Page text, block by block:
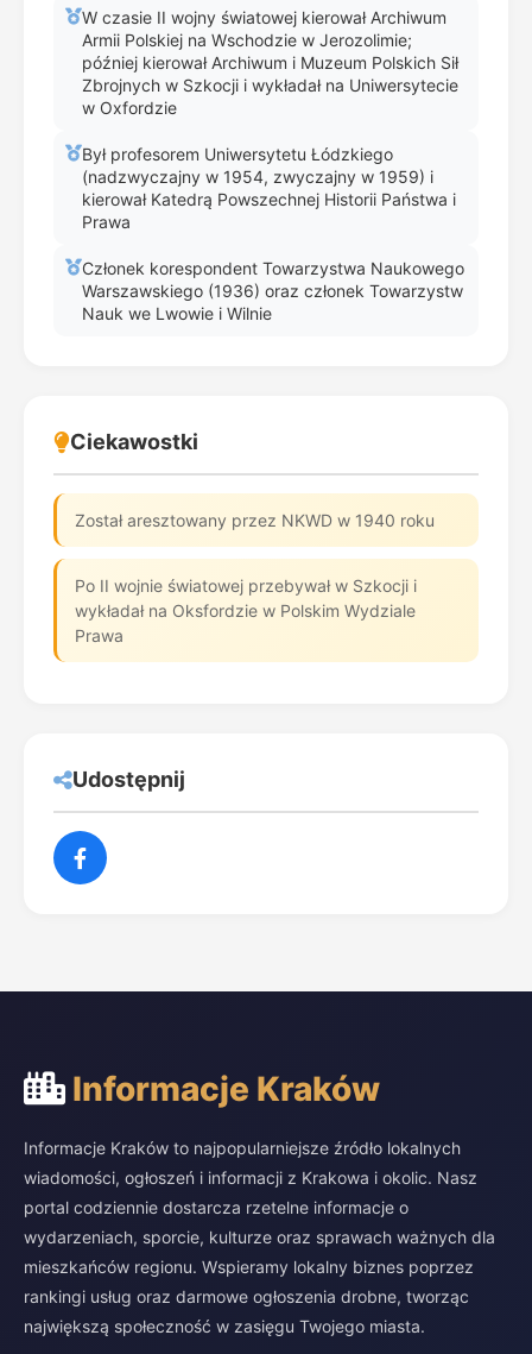
W czasie II wojny światowej kierował Archiwum
Armii Polskiej na Wschodzie w Jerozolimie;
później kierował Archiwum i Muzeum Polskich Sił
Zbrojnych w Szkocji i wykładał na Uniwersytecie
w Oxfordzie
Był profesorem Uniwersytetu Łódzkiego
(nadzwyczajny w 1954, zwyczajny w 1959) i
kierował Katedrą Powszechnej Historii Państwa i
Prawa
Członek korespondent Towarzystwa Naukowego
Warszawskiego (1936) oraz członek Towarzystw
Nauk we Lwowie i Wilnie
Ciekawostki
Został aresztowany przez NKWD w 1940 roku
Po II wojnie światowej przebywał w Szkocji i
wykładał na Oksfordzie w Polskim Wydziale
Prawa
Udostępnij
Informacje Kraków
Informacje Kraków to najpopularniejsze źródło lokalnych
wiadomości, ogłoszeń i informacji z Krakowa i okolic. Nasz
portal codziennie dostarcza rzetelne informacje o
wydarzeniach, sporcie, kulturze oraz sprawach ważnych dla
mieszkańców regionu. Wspieramy lokalny biznes poprzez
rankingi usług oraz darmowe ogłoszenia drobne, tworząc
największą społeczność w zasięgu Twojego miasta.